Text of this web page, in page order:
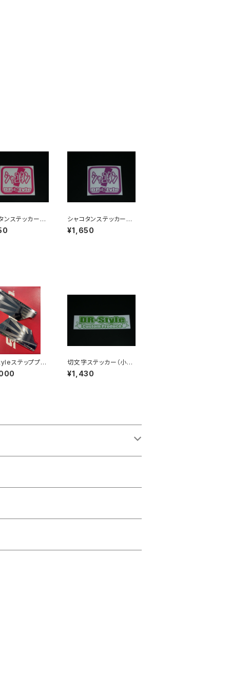
ンステッカー
シャコタンステッカー
パープル
¥1,650
ステッププレ
切文字ステッカー（小）
グリーン
¥1,430